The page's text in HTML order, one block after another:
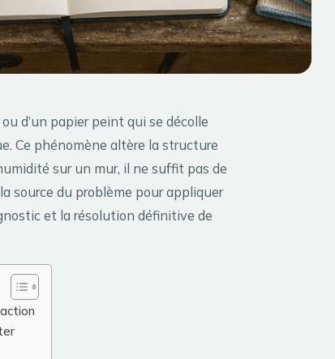
d’un papier peint qui se décolle
Ce phénomène altère la structure
sur un mur, il ne suffit pas de
source du problème pour appliquer
et la résolution définitive de